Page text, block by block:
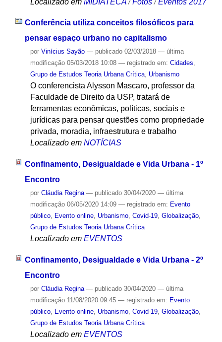
Conferência utiliza conceitos filosóficos para
pensar espaço urbano no capitalismo
por Vinícius Sayão — publicado02/03/2018 — última
modificação05/03/2018 10:08 — registrado em: Cidades,
Grupo de Estudos Teoria Urbana Crítica, Urbanismo
O conferencista Alysson Mascaro, professor da
Faculdade de Direito da USP, tratará de
ferramentas econômicas, políticas, sociais e
jurídicas para pensar questões como propriedade
privada, moradia, infraestrutura e trabalho
Localizado em NOTÍCIAS
Confinamento, Desigualdade e Vida Urbana - 1º
Encontro
por Cláudia Regina — publicado30/04/2020 — última
modificação06/05/2020 14:09 — registrado em: Evento
público, Evento online, Urbanismo, Covid-19, Globalização,
Grupo de Estudos Teoria Urbana Crítica
Localizado em EVENTOS
Confinamento, Desigualdade e Vida Urbana - 2º
Encontro
por Cláudia Regina — publicado30/04/2020 — última
modificação11/08/2020 09:45 — registrado em: Evento
público, Evento online, Urbanismo, Covid-19, Globalização,
Grupo de Estudos Teoria Urbana Crítica
Localizado em EVENTOS